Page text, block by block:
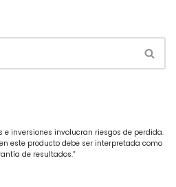
e inversiones involucran riesgos de perdida.
este producto debe ser interpretada como
de resultados.”